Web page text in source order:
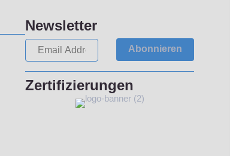
Newsletter
Abonnieren
Zertifizierungen